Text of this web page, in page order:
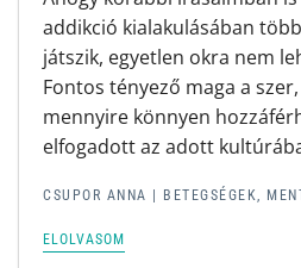
addikció kialakulásában
játszik, egyetlen okra nem
Fontos tényező maga a
mennyire könnyen
elfogadott az adott
CSUPOR ANNA | BETEGSÉGEK,
ELOLVASOM